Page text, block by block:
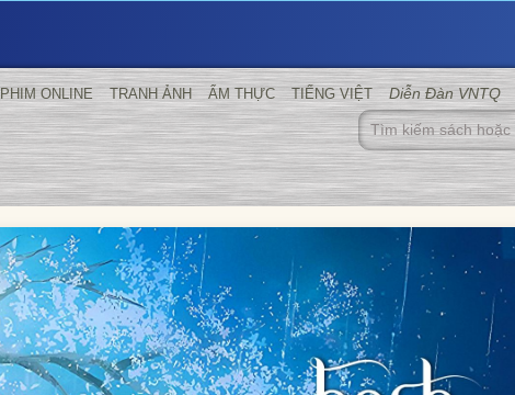
PHIM ONLINE TRANH ẢNH ẨM THỰC TIẾNG VIỆT Diễn Đàn VNTQ